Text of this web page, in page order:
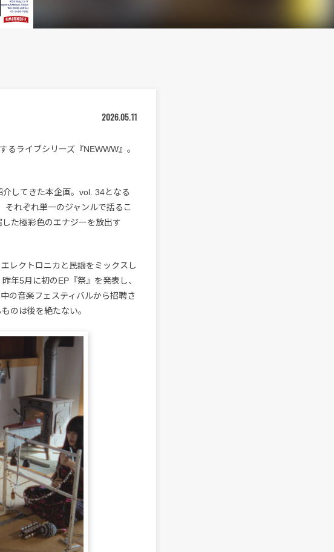
2026.05.11
るライブシリーズ『NEWWW』。
してきた本企画。vol. 34となる
れぞれ単一のジャンルで括るこ
た極彩色のエナジーを放出す
レクトロニカと民謡をミックスし
年5月に初のEP『祭』を発表し、
の音楽フェスティバルから招聘さ
のは後を絶たない。